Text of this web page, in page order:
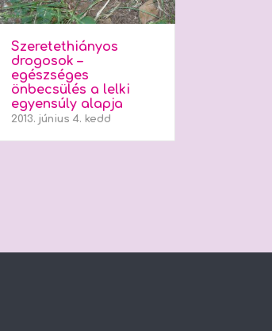
Szeretethiányos
drogosok –
egészséges
önbecsülés a lelki
egyensúly alapja
2013. június 4. kedd